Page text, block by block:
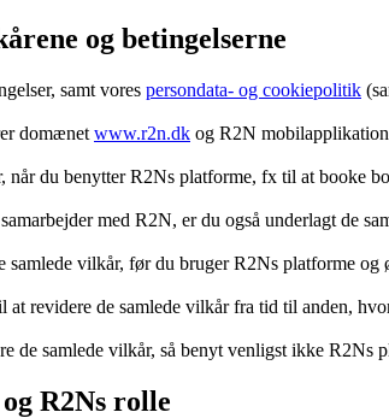
og betingelserne
samt vores persondata- og cookiepolitik
domænet www.r2n.dk og R2N
når du benytter R2Ns platforme, fx til at booke
med R2N, er du også underlagt de
vilkår, før du bruger R2Ns platforme og
at revidere de samlede vilkår fra tid til anden,
de samlede vilkår, så benyt venligst ikke R2Ns
R2Ns rolle